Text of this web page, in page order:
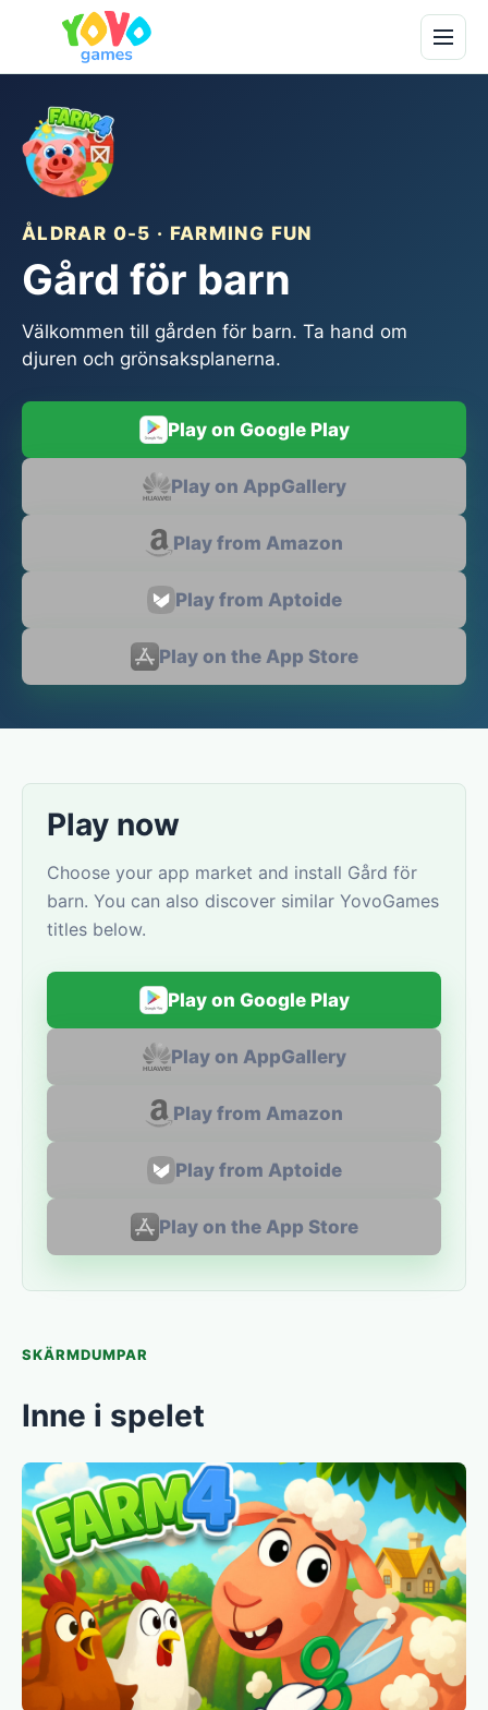
ÅLDRAR 0-5 · FARMING FUN
Gård för barn
Välkommen till gården för barn. Ta hand om
djuren och grönsaksplanerna.
Play on Google Play
Play on AppGallery
Play from Amazon
Play from Aptoide
Play on the App Store
Play now
Choose your app market and install Gård för
barn. You can also discover similar YovoGames
titles below.
Play on Google Play
Play on AppGallery
Play from Amazon
Play from Aptoide
Play on the App Store
SKÄRMDUMPAR
Inne i spelet